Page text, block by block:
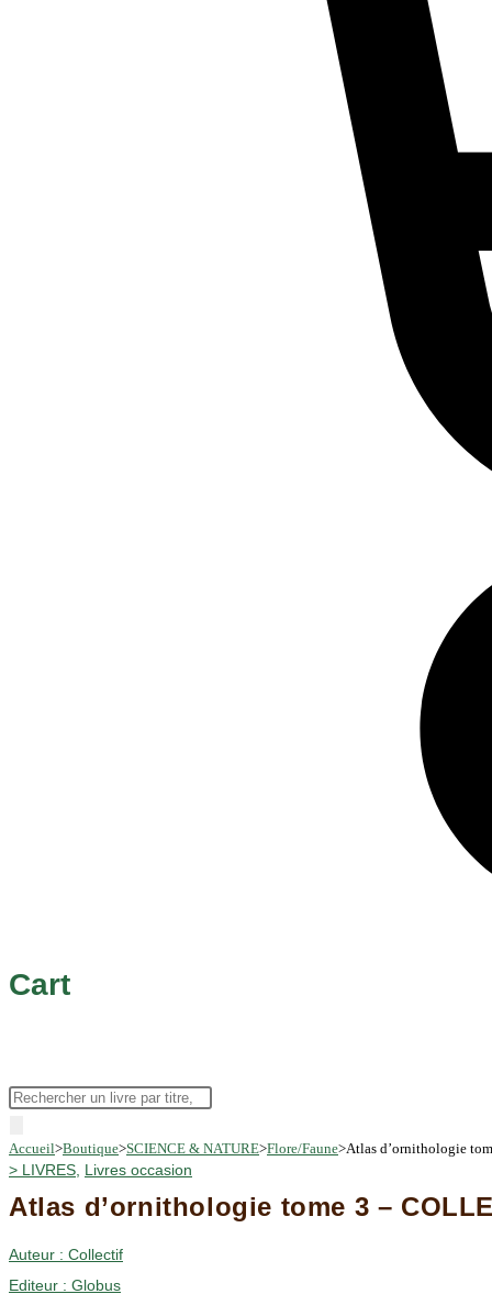
Cart
Recherche
produits
Accueil>Boutique>SCIENCE & NATURE>Flore/Faune>Atlas d’ornithologie
> LIVRES Livres occasion
Atlas d’ornithologie tome 3 –
Auteur : Collectif
Editeur : Globus